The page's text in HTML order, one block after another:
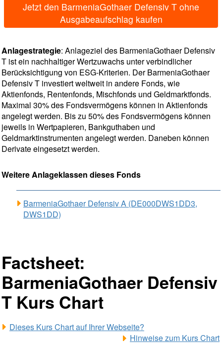
Jetzt den BarmeniaGothaer Defensiv T ohne
Ausgabeaufschlag kaufen
Anlagestrategie: Anlageziel des BarmeniaGothaer Defensiv
T ist ein nachhaltiger Wertzuwachs unter verbindlicher
Berücksichtigung von ESG-Kriterien. Der BarmeniaGothaer
Defensiv T investiert weltweit in andere Fonds, wie
Aktienfonds, Rentenfonds, Mischfonds und Geldmarktfonds.
Maximal 30% des Fondsvermögens können in Aktienfonds
angelegt werden. Bis zu 50% des Fondsvermögens können
jeweils in Wertpapieren, Bankguthaben und
Geldmarktinstrumenten angelegt werden. Daneben können
Derivate eingesetzt werden.
Weitere Anlageklassen dieses Fonds
BarmeniaGothaer Defensiv A (DE000DWS1DD3,
DWS1DD)
Factsheet:
BarmeniaGothaer Defensiv
T Kurs Chart
Dieses Kurs Chart auf Ihrer Webseite?
Hinweise zum Kurs Chart